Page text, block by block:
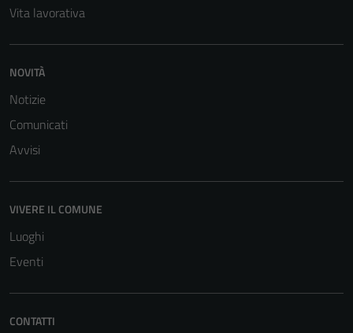
Vita lavorativa
NOVITÀ
Notizie
Comunicati
Avvisi
VIVERE IL COMUNE
Luoghi
Eventi
CONTATTI
per il
Questi cookie